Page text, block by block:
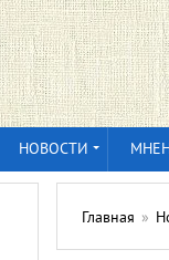
НОВОСТИ
Главная »